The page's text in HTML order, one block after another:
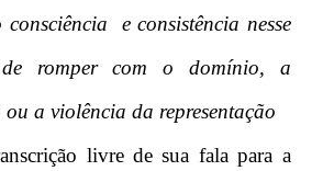
e consistência nesse
de romper com o domínio, a
ou a violência da representação
livre de sua fala para a